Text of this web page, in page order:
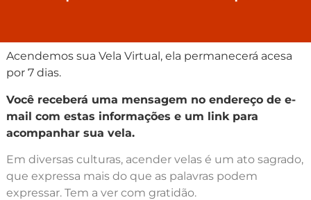
Acendemos sua Vela Virtual, ela permanecerá acesa
por 7 dias.
Você receberá uma mensagem no endereço de e-
mail com estas informações e um link para
acompanhar sua vela.
Em diversas culturas, acender velas é um ato sagrado,
que expressa mais do que as palavras podem
expressar. Tem a ver com gratidão.